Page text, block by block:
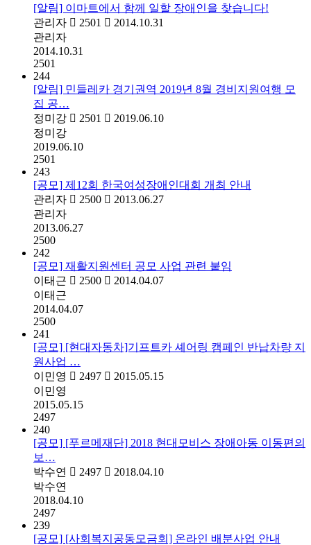
[알림] 이마트에서 함께 일할 장애인을 찾습니다!
관리자
2501
2014.10.31
관리자
2014.10.31
2501
244
[알림] 민들레카 경기권역 2019년 8월 경비지원여행 모
집 공…
정미강
2501
2019.06.10
정미강
2019.06.10
2501
243
[공모] 제12회 한국여성장애인대회 개최 안내
관리자
2500
2013.06.27
관리자
2013.06.27
2500
242
[공모] 재활지원센터 공모 사업 관련 붙임
이태근
2500
2014.04.07
이태근
2014.04.07
2500
241
[공모] [현대자동차]기프트카 셰어링 캠페인 반납차량 지
원사업 …
이민영
2497
2015.05.15
이민영
2015.05.15
2497
240
[공모] [푸르메재단] 2018 현대모비스 장애아동 이동편의
보…
박수연
2497
2018.04.10
박수연
2018.04.10
2497
239
[공모] [사회복지공동모금회] 온라인 배분사업 안내